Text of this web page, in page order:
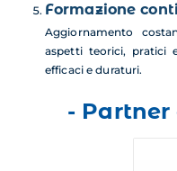
Formazione
Aggiornamento
aspetti teorici, pratici
efficaci e duraturi.
- Partner